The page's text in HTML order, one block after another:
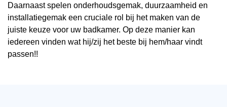
Daarnaast spelen onderhoudsgemak, duurzaamheid en
installatiegemak een cruciale rol bij het maken van de
juiste keuze voor uw badkamer. Op deze manier kan
iedereen vinden wat hij/zij het beste bij hem/haar vindt
passen!!